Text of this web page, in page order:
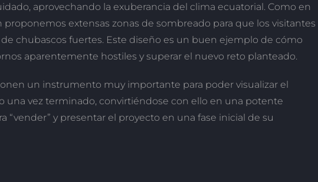
aprovechando la exuberancia del clima ecuatorial. Como en
extensas zonas de sombreado para que los visitantes
chubascos fuertes. Este diseño es un buen ejemplo de cómo
aparentemente hostiles y superar el nuevo reto planteado.
un instrumento muy importante para poder visualizar el
una vez terminado, convirtiéndose con ello en una potente
“vender” y presentar el proyecto en una fase inicial de su